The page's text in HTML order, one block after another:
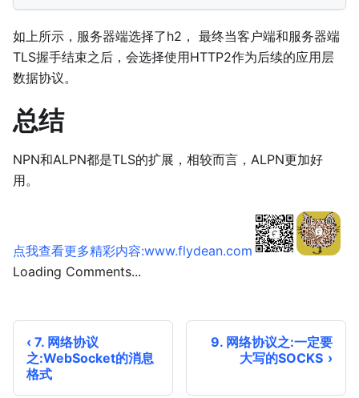
如上所示，服务器端选择了h2， 最终当客户端和服务器端
TLS握手结束之后，会选择使用HTTP2作为后续的应用层
数据协议。
总结
NPN和ALPN都是TLS的扩展，相较而言，ALPN更加好
用。
点我查看更多精彩内容:www.flydean.com
Loading Comments...
7. 网络协议
之:WebSocket的消息
格式
9. 网络协议之:一定要
大写的SOCKS